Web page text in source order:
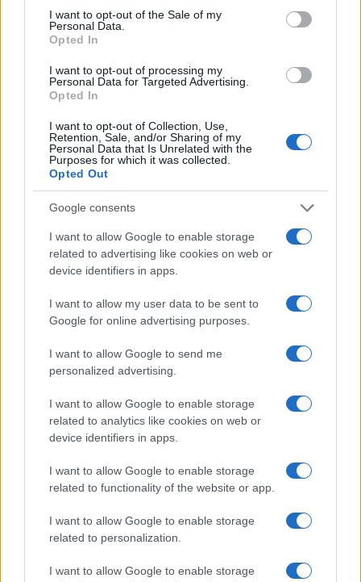
consent section.
I want to opt-out of the Sale of my
Personal Data.
Opted In
I want to opt-out of processing my
Personal Data for Targeted Advertising.
Opted In
I want to opt-out of Collection, Use,
Retention, Sale, and/or Sharing of my
Personal Data that Is Unrelated with the
Purposes for which it was collected.
Opted Out
Google consents
I want to allow Google to enable storage
related to advertising like cookies on web or
device identifiers in apps.
I want to allow my user data to be sent to
Google for online advertising purposes.
I want to allow Google to send me
personalized advertising.
I want to allow Google to enable storage
related to analytics like cookies on web or
device identifiers in apps.
I want to allow Google to enable storage
related to functionality of the website or app.
I want to allow Google to enable storage
related to personalization.
I want to allow Google to enable storage
Come è cambiata la villeggiatura: dalle pensioncine al
turismo lento
Beatrice Beretta · 8 Ago 2026
L’evoluzione dell’intrattenimento: dalla televisione alle
piattaforme digitali
TEMPO LIBERO